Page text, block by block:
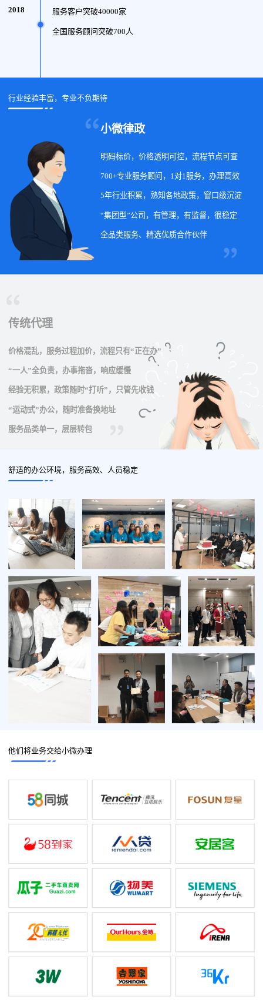
2018 服务客户突破40000家
全国服务顾问突破700人
行业经验丰富，专业不负期待
小微律政
明码标价，价格透明可控，流程节点可查
700+专业服务顾问，1对1服务，办理高效
5年行业积累，熟知各地政策，窗口级沉淀
“集团型”公司，有管理，有监督，很稳定
全品类服务、精选优质合作伙伴
传统代理
价格混乱，服务过程加价，流程只有“正在办”
“一人”全负责，办事拖沓，响应缓慢
经验无积累，政策随时“打听”，只管先收钱
“运动式”办公，随时准备换地址
服务品类单一，层层转包
舒适的办公环境，服务高效、人员稳定
他们将业务交给小微办理